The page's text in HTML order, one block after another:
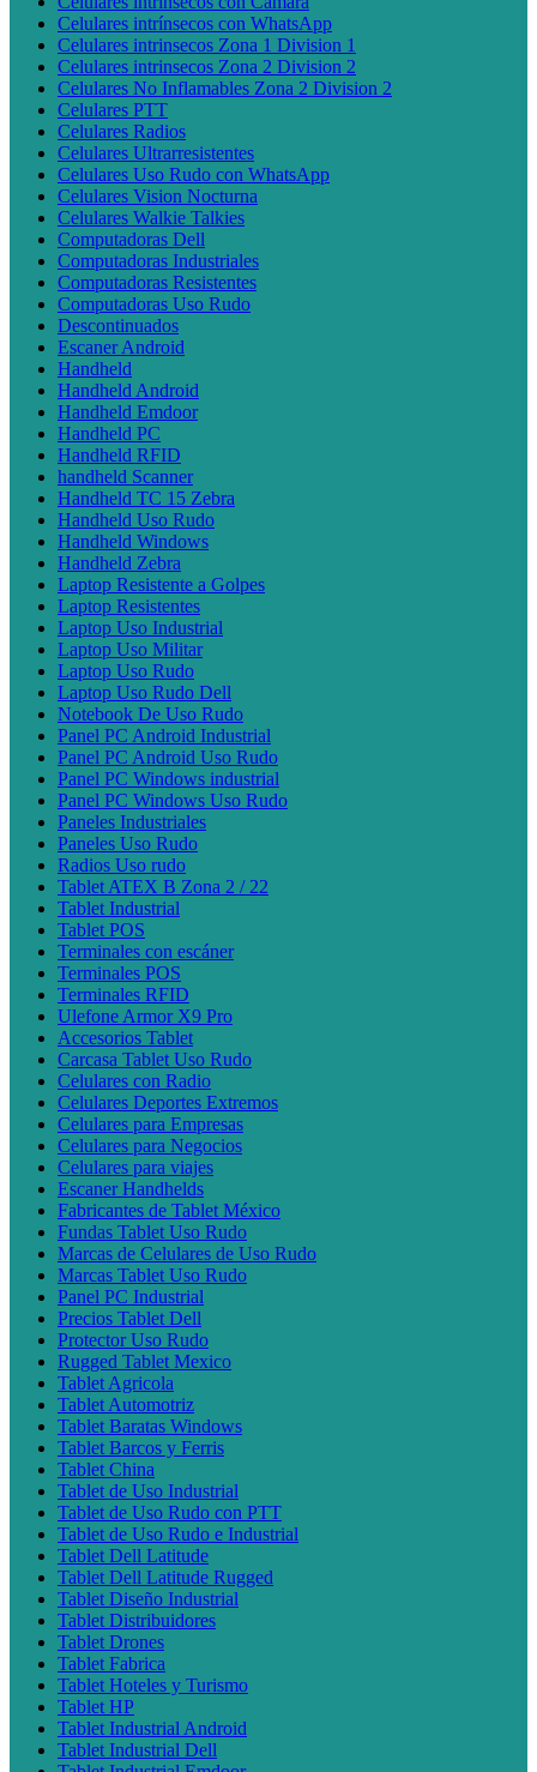
Celulares intrínsecos con WhatsApp
Celulares intrinsecos Zona 1 Division 1
Celulares intrinsecos Zona 2 Division 2
Celulares No Inflamables Zona 2 Division 2
Celulares PTT
Celulares Radios
Celulares Ultrarresistentes
Celulares Uso Rudo con WhatsApp
Celulares Vision Nocturna
Celulares Walkie Talkies
Computadoras Dell
Computadoras Industriales
Computadoras Resistentes
Computadoras Uso Rudo
Descontinuados
Escaner Android
Handheld
Handheld Android
Handheld Emdoor
Handheld PC
Handheld RFID
handheld Scanner
Handheld TC 15 Zebra
Handheld Uso Rudo
Handheld Windows
Handheld Zebra
Laptop Resistente a Golpes
Laptop Resistentes
Laptop Uso Industrial
Laptop Uso Militar
Laptop Uso Rudo
Laptop Uso Rudo Dell
Notebook De Uso Rudo
Panel PC Android Industrial
Panel PC Android Uso Rudo
Panel PC Windows industrial
Panel PC Windows Uso Rudo
Paneles Industriales
Paneles Uso Rudo
Radios Uso rudo
Tablet ATEX B Zona 2 / 22
Tablet Industrial
Tablet POS
Terminales con escáner
Terminales POS
Terminales RFID
Ulefone Armor X9 Pro
Accesorios Tablet
Carcasa Tablet Uso Rudo
Celulares con Radio
Celulares Deportes Extremos
Celulares para Empresas
Celulares para Negocios
Celulares para viajes
Escaner Handhelds
Fabricantes de Tablet México
Fundas Tablet Uso Rudo
Marcas de Celulares de Uso Rudo
Marcas Tablet Uso Rudo
Panel PC Industrial
Precios Tablet Dell
Protector Uso Rudo
Rugged Tablet Mexico
Tablet Agricola
Tablet Automotriz
Tablet Baratas Windows
Tablet Barcos y Ferris
Tablet China
Tablet de Uso Industrial
Tablet de Uso Rudo con PTT
Tablet de Uso Rudo e Industrial
Tablet Dell Latitude
Tablet Dell Latitude Rugged
Tablet Diseño Industrial
Tablet Distribuidores
Tablet Drones
Tablet Fabrica
Tablet Hoteles y Turismo
Tablet HP
Tablet Industrial Android
Tablet Industrial Dell